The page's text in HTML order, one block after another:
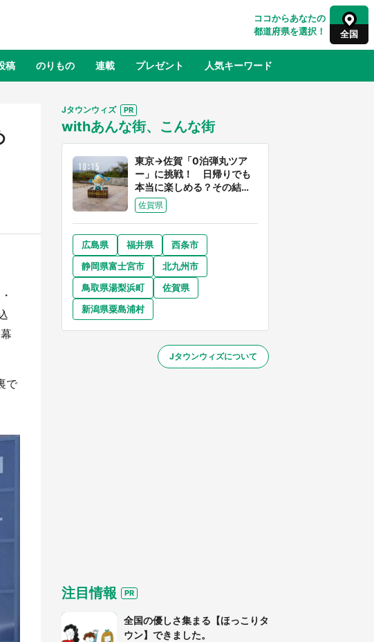
ココからあなたの
都道府県を選択！
全国
山形 福島
千葉 東京 神奈川
奈良 和歌山
山口
大分 宮崎
稿 のりもの 連載 プレゼント 人気キーワード
町へ ふるさと納税
』の〝舞〟の世界
ルズ展望台でコ
日向翔陽＆影山飛雄が笹かまを食べ
る！ アニメ『ハイキュー！！』×老
舗「鐘崎」コラボで限定グッズも【8
／1～31】
で
Jタウンウィズ
withあんな街、こんな街
東京→佐賀「0泊弾丸ツア
ー」に挑戦！ 日帰りでも
本当に楽しめる？その結果
は...
佐賀県
広島県 福井県
西条市
静岡県富士宮市
北九州市
鳥取県湯梨浜町
佐賀県
新潟県粟島浦村
Jタウンウィズについて
注目情報
全国の優しさ集まる【ほっこりタ
ウン】できました。